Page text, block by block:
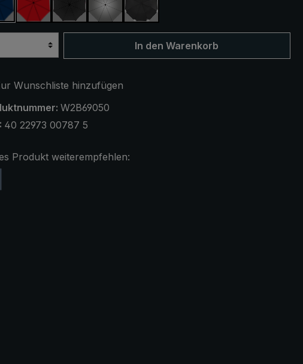
marineblau
rot schwarzsilber, UV-Schutz 50+
schwarz, mit Reflektoren
In den Warenkorb
Wunschliste hinzufügen
W2B69050
40 22973 00787 5
Produkt weiterempfehlen: